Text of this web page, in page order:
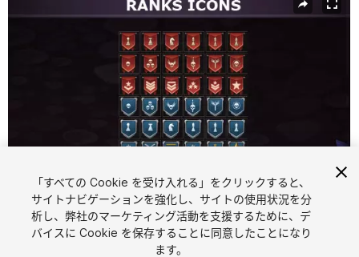
/3
「すべての Cookie を受け入れる」をクリックすると、
サイトナビゲーションを強化し、サイトの使用状況を分
析し、弊社のマーケティング活動を支援するために、デ
バイスに Cookie を保存することに同意したことになり
ます。